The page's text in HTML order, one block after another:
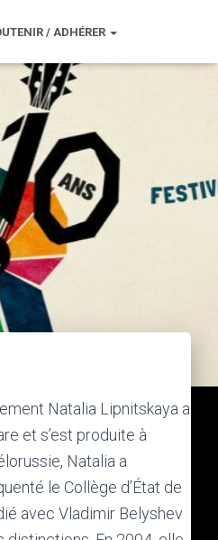
/ ADHÉRER
Natalia Lipnitskaya a
et s’est produite à
Natalia a
le Collège d’État de
avec Vladimir Belyshev